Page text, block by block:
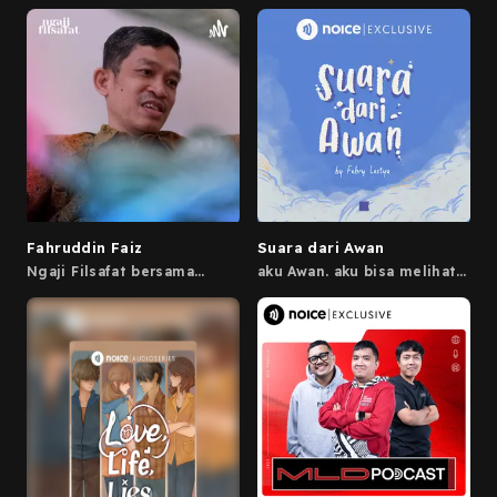
metode pendekatan
Cocoxlogy in our Sotoy
konspirasingopi @ gmail .
com 》tiktok :
tiktok.com/konspirasingopi
》instagram :
instagram.com/konspirasingopi
》youtube :
www.youtube.com/
》traktir kopi :
https://saweria.co/
Fahruddin Faiz
Ngaji Filsafat bersama
Suara dari Awan
aku Awan. aku bisa melihat
ada di Bumi, dan akan aku
ceritakan satu-persatu.
mungkin ga ya cerita kamu
bakalan ada disini?